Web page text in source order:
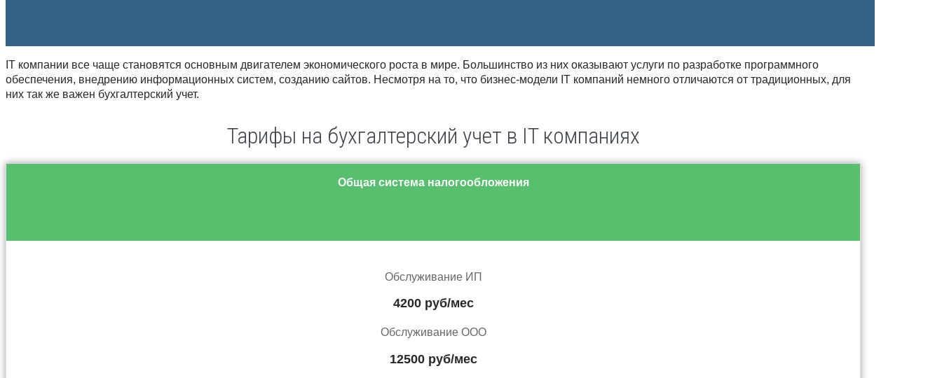
IT компании все чаще становятся основным двигателем экономического роста в мире. Большинство из них оказывают услуги по разработке программного
обеспечения, внедрению информационных систем, созданию сайтов. Несмотря на то, что бизнес-модели IT компаний немного отличаются от традиционных, для
них так же важен бухгалтерский учет.
Тарифы на бухгалтерский учет в IT компаниях
Общая система налогообложения
Обслуживание ИП
4200 руб/мес
Обслуживание ООО
12500 руб/мес